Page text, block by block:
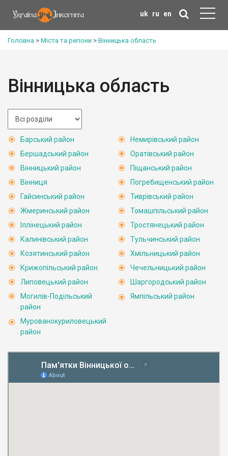
uk ru en
Головна > Міста та регіони > Вінницька область
Вінницька область
Барський район
Бершадський район
Вінницький район
Вінниця
Гайсинський район
Жмеринський район
Іллінецький район
Калинівський район
Козятинський район
Крижопільський район
Липовецький район
Могилів-Подільський
район
Мурованокуриловецький
район
Немирівський район
Оратівський район
Піщанський район
Погребищенський район
Тиврівський район
Томашпільський район
Тростянецький район
Тульчинський район
Хмільницький район
Чечельницький район
Шаргородський район
Ямпільський район